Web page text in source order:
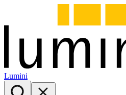
Lumini